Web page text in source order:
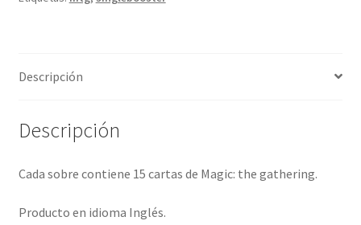
Descripción
Descripción
Cada sobre contiene 15 cartas de Magic: the gathering.
Producto en idioma Inglés.